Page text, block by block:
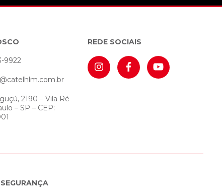
9922
2190 – Vila Ré
– SP – CEP:
REDE SOCIAIS
SEGURANÇA